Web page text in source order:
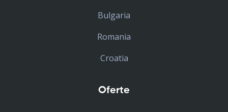
Bulgaria
Romania
Croatia
Oferte